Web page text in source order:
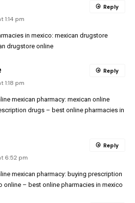
1:14 pm
in mexico: mexican drugstore
drugstore online
Reply
1:18 pm
mexican pharmacy: mexican online
drugs – best online pharmacies in
Reply
6:52 pm
mexican pharmacy: buying prescription
online – best online pharmacies in mexico
Reply